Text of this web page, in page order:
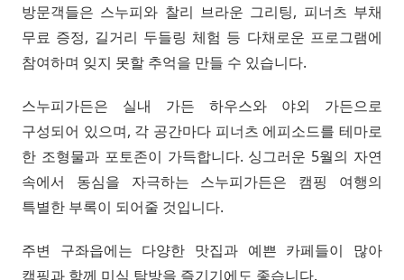
방문객들은 스누피와 찰리 브라운 그리팅, 피너츠 부채
무료 증정, 길거리 두들링 체험 등 다채로운 프로그램에
참여하며 잊지 못할 추억을 만들 수 있습니다.
스누피가든은 실내 가든 하우스와 야외 가든으로
구성되어 있으며, 각 공간마다 피너츠 에피소드를 테마로
한 조형물과 포토존이 가득합니다. 싱그러운 5월의 자연
속에서 동심을 자극하는 스누피가든은 캠핑 여행의
특별한 부록이 되어줄 것입니다.
주변 구좌읍에는 다양한 맛집과 예쁜 카페들이 많아
캠핑과 함께 미식 탐방을 즐기기에도 좋습니다.